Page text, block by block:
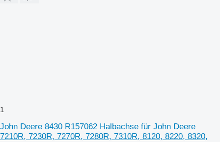
1
John Deere 8430 R157062 Halbachse für John Deere
7210R, 7230R, 7270R, 7280R, 7310R, 8120, 8220, 8320,